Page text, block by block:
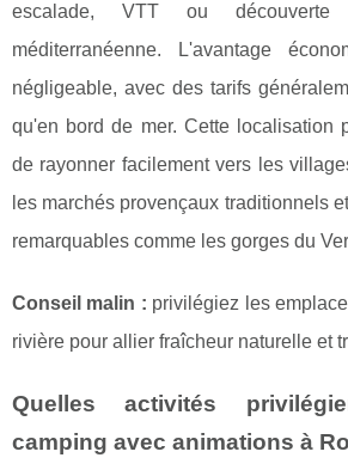
escalade, VTT ou
méditerranéenne. L'avantage
négligeable, avec des tarifs
qu'en bord de mer. Cette localisation
de rayonner facilement vers les
les marchés provençaux traditionnels
remarquables comme les gorges du
Conseil malin : privilégiez les
rivière pour allier fraîcheur naturelle et
Quelles activités
camping avec animations à